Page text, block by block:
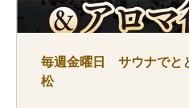
毎週金曜日 サウナでと
松